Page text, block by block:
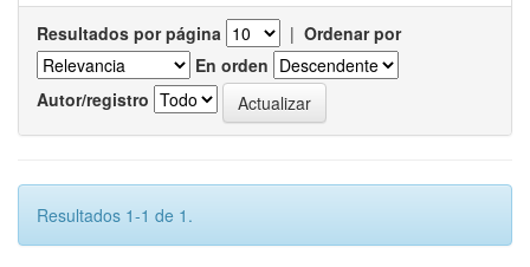
Resultados por página | Ordenar por
En orden
Autor/registro
Resultados 1-1 de 1.